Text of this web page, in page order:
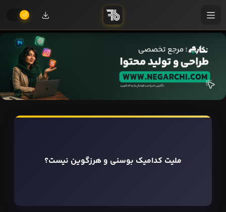
ملیت کدامیک بوسنی و هرزگوین نیست؟